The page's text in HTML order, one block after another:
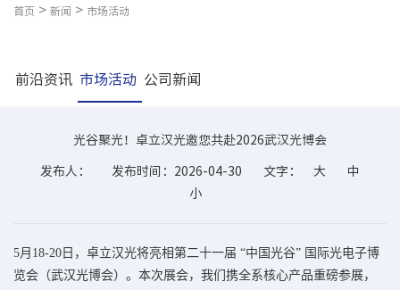
首页 > 新闻 > 市场活动
前沿资讯 市场活动 公司新闻
光谷聚光！卓立汉光邀您共赴2026武汉光博会
发布人： 发布时间：2026-04-30 文字： 大
中
小
5月18-20日，卓立汉光将亮相第二十一届 “中国光谷” 国际光电子博
览会（武汉光博会）。本次展会，我们携全系核心产品重磅参展，